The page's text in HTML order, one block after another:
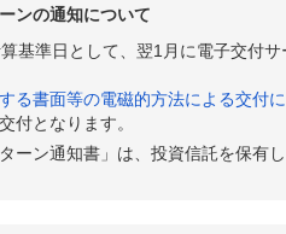
ンの通知について
基準日として、翌1月に電子交付
る書面等の電磁的方法による交付
付となります。
ーン通知書」は、投資信託を保有